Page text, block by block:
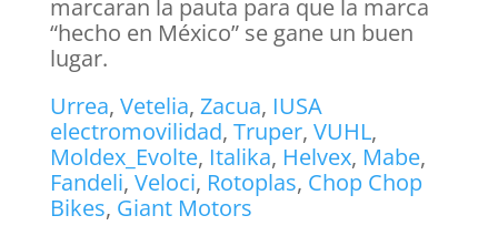
marcaran la pauta para que la marca
“hecho en México” se gane un buen
lugar.
Urrea, Vetelia, Zacua, IUSA
electromovilidad, Truper, VUHL,
Moldex_Evolte, Italika, Helvex, Mabe,
Fandeli, Veloci, Rotoplas, Chop Chop
Bikes, Giant Motors